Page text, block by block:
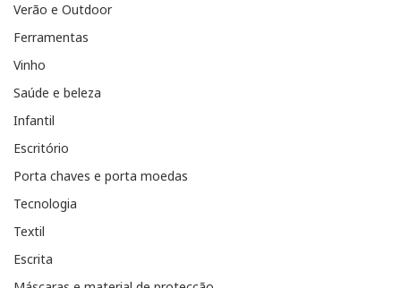
Verão e Outdoor
Ferramentas
Vinho
Saúde e beleza
Infantil
Escritório
Porta chaves e porta moedas
Tecnologia
Textil
Escrita